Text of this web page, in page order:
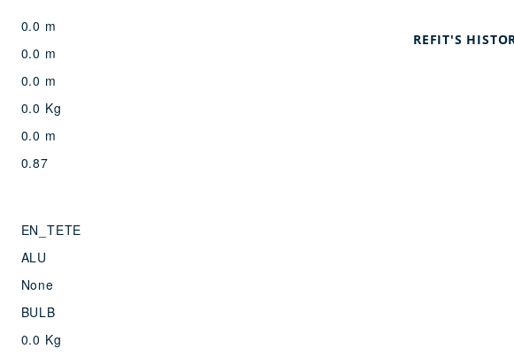
0.0 m
0.0 m
0.0 m
0.0 Kg
0.0 m
0.87
EN_TETE
ALU
None
BULB
0.0 Kg
Refit's